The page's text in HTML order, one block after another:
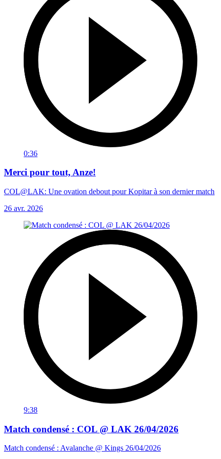
0:36
Merci pour tout, Anze!
COL@LAK: Une ovation debout pour Kopitar à son dernier match
26 avr. 2026
9:38
Match condensé : COL @ LAK 26/04/2026
Match condensé : Avalanche @ Kings 26/04/2026